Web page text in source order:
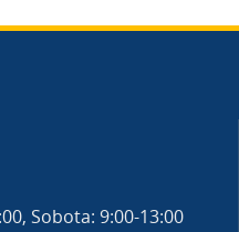
Sobota: 9:00-13:00